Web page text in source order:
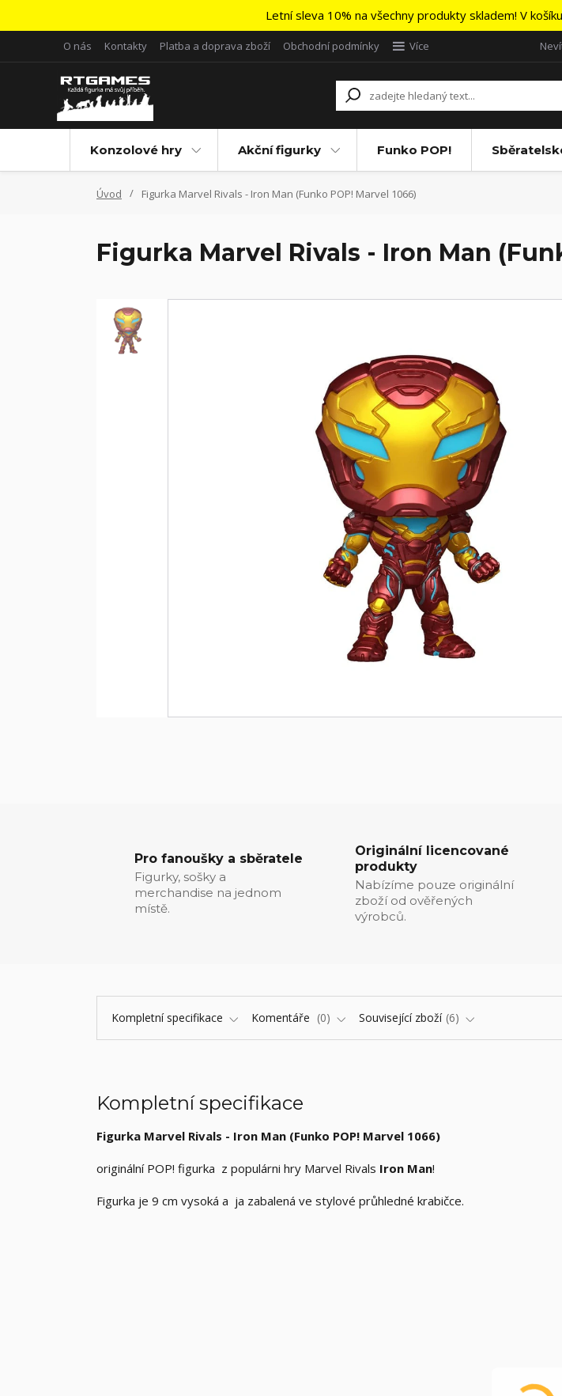
Letní sleva 10% na všechny produkty skladem! V
O nás Kontakty Platba a doprava zboží Obchodní podmínky Více
Konzolové hry Akční figurky Funko POP!
Úvod Figurka Marvel Rivals - Iron Man (Funko POP! Marvel 1066)
Figurka Marvel Rivals - Iron Man
Pro fanoušky a sběratele
Figurky, sošky a
merchandise na jednom
místě.
Originální licencované
produkty
Nabízíme pouze originální
zboží od ověřených
výrobců.
Kompletní specifikace Komentáře 0 Související zboží 6
Kompletní specifikace
Figurka Marvel Rivals - Iron Man (Funko POP! Marvel 1066)
originální POP! figurka z populárni hry Marvel Rivals Iron Man!
Figurka je 9 cm vysoká a ja zabalená ve stylové průhledné krabičce.